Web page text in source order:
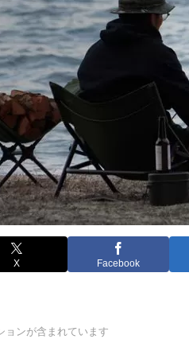
X Facebook
ョンが含まれています